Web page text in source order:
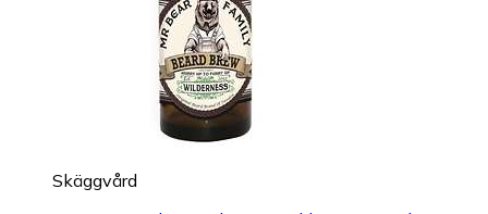
Skäggvård